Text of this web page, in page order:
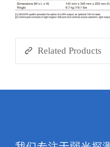
Related Products